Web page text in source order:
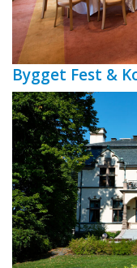
Bygget Fest &